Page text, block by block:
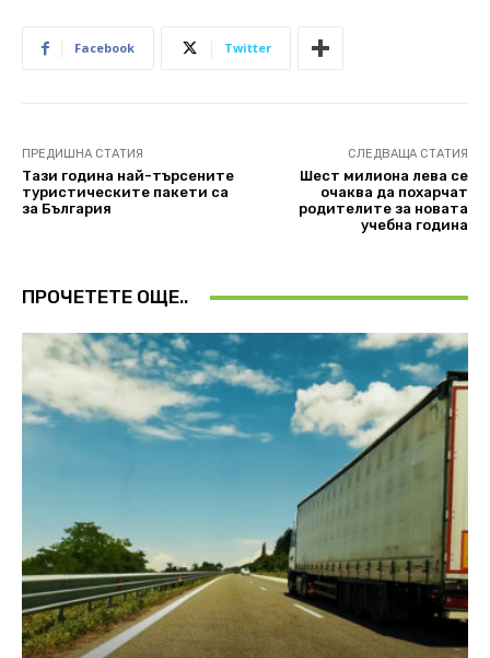
Facebook Twitter
ПРЕДИШНА СТАТИЯ
Тази година най-търсените
туристическите пакети са
за България
СЛЕДВАЩА СТАТИЯ
Шест милиона лева се
очаква да похарчат
родителите за новата
учебна година
ПРОЧЕТЕТЕ ОЩЕ..